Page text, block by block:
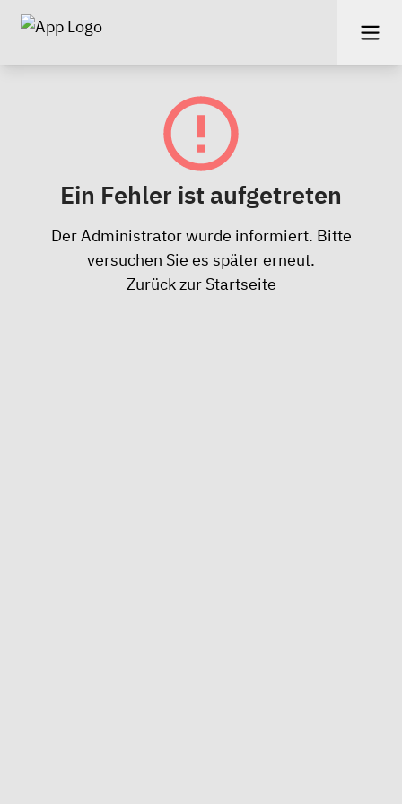
Ein Fehler ist aufgetreten
Der Administrator wurde informiert. Bitte
versuchen Sie es später erneut.
Zurück zur Startseite